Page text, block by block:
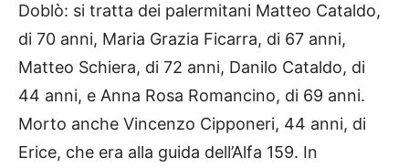
Doblò: si tratta dei palermitani Matteo Cataldo,
di 70 anni, Maria Grazia Ficarra, di 67 anni,
Matteo Schiera, di 72 anni, Danilo Cataldo, di
44 anni, e Anna Rosa Romancino, di 69 anni.
Morto anche Vincenzo Cipponeri, 44 anni, di
Erice, che era alla guida dell’Alfa 159. In